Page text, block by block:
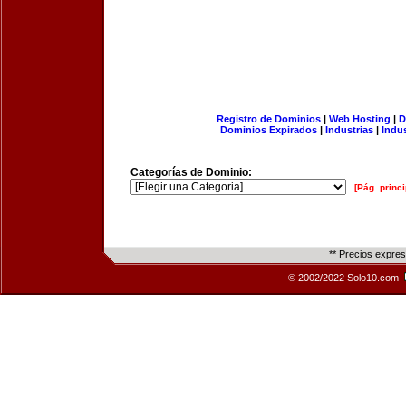
Registro de Dominios| Web Hosting |
Dominios Expirados | Industrias |
Categorías de Dominio:
[Pág.
** Precios
© 2002/2022 Solo10.com